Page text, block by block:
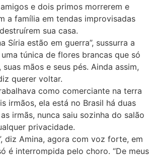
e dois primos morrerem e
a família em tendas improvisadas
sua casa.
Síria estão em guerra”, sussurra a
túnica de flores brancas que só
mãos e seus pés. Ainda assim,
querer voltar.
como comerciante na terra
irmãos, ela está no Brasil há duas
irmãs, nunca saiu sozinha do salão
privacidade.
diz Amina, agora com voz forte, em
é interrompida pelo choro. “De meus